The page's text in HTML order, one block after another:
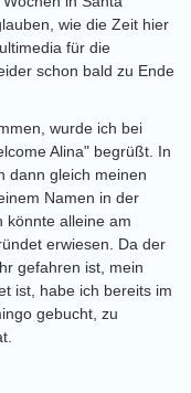
wie die Zeit hier
für die
schon bald zu Ende
wurde ich bei
Alina" begrüßt. In
dann gleich meinen
Namen in der
könnte alleine am
erwiesen. Da der
gefahren ist, mein
ist, habe ich bereits im
gebucht, zu